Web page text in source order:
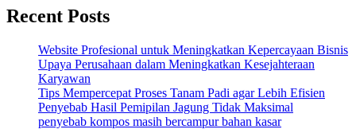
Recent Posts
Website Profesional untuk Meningkatkan Kepercayaan Bisnis
Upaya Perusahaan dalam Meningkatkan Kesejahteraan
Karyawan
Tips Mempercepat Proses Tanam Padi agar Lebih Efisien
Penyebab Hasil Pemipilan Jagung Tidak Maksimal
penyebab kompos masih bercampur bahan kasar